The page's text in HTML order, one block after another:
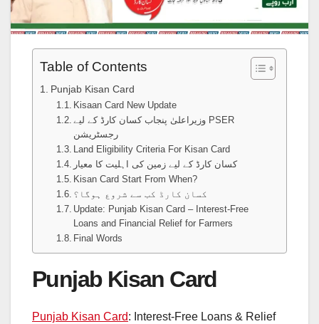
Table of Contents
Punjab Kisan Card
Kisaan Card New Update
وزیراعلیٰ پنجاب کسان کارڈ کے لیے PSER
رجسٹریشن
Land Eligibility Criteria For Kisan Card
کسان کارڈ کے لیے زمین کی اہلیت کا معیار
Kisan Card Start From When?
کسان کارڈ کب سے شروع ہوگا؟
Update: Punjab Kisan Card – Interest-Free
Loans and Financial Relief for Farmers
Final Words
Punjab Kisan Card
Punjab Kisan Card: Interest-Free Loans & Relief